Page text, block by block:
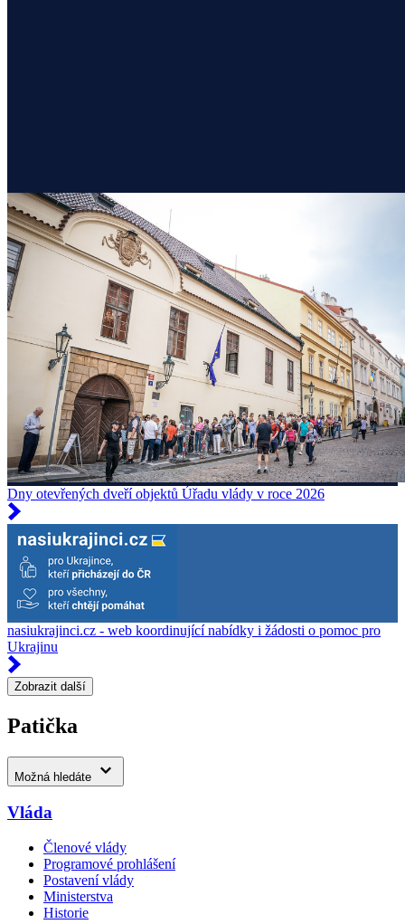
Dny otevřených dveří objektů Úřadu vlády v roce 2026
nasiukrajinci.cz - web koordinující nabídky i žádosti o pomoc pro
Ukrajinu
Zobrazit další
Patička
Možná hledáte
Vláda
Členové vlády
Programové prohlášení
Postavení vlády
Ministerstva
Historie